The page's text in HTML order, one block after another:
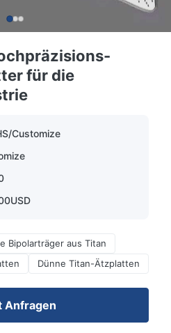
für die
Customize
Bipolarträger aus Titan
Dünne Titan-Ätzplatten
Anfragen